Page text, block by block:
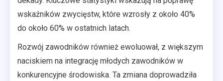
wskaźników zwycięstw, które wzrosły z około 40%
do około 60% w ostatnich latach.
Rozwój zawodników również ewoluował, z większym
naciskiem na integrację młodych zawodników w
konkurencyjne środowiska. Ta zmiana doprowadziła